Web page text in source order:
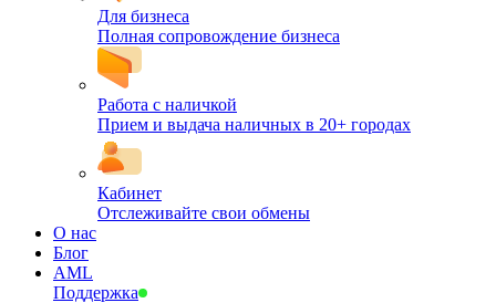
Для бизнеса
Полная сопровождение бизнеса
Работа с наличкой
Прием и выдача наличных в 20+ городах
Кабинет
Отслеживайте свои обмены
О нас
Блог
AML
Поддержка